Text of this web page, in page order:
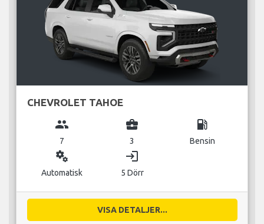
CHEVROLET TAHOE
group
7
business_center
3
local_gas_station
Bensin
miscellaneous_services
Automatisk
login
5 Dörr
VISA DETALJER...